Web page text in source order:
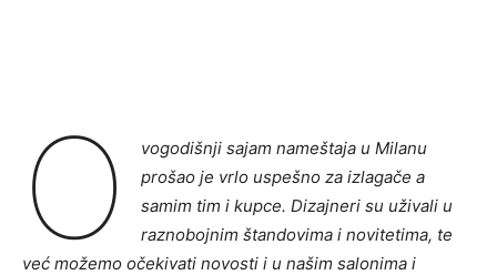
O
vogodišnji sajam nameštaja u Milanu
prošao je vrlo uspešno za izlagače a
samim tim i kupce. Dizajneri su uživali u
raznobojnim štandovima i novitetima, te
već možemo očekivati novosti i u našim salonima i